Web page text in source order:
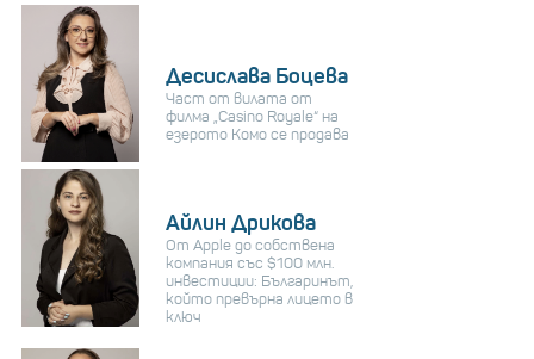
Десислава Боцева
Част от вилата от
филма „Casino Royale“ на
езерото Комо се продава
Айлин Дрикова
От Apple до собствена
компания със $100 млн.
инвестиции: Българинът,
който превърна лицето в
ключ